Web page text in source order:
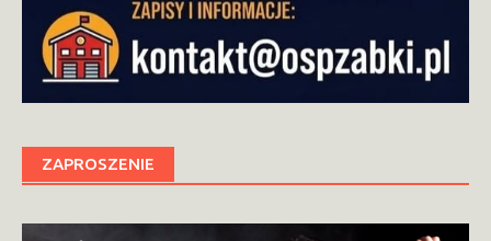
ZAPROSZENIE